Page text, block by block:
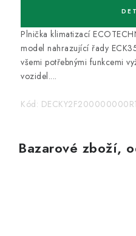
Plnička klimatizací
model nahrazující řady
všemi potřebnými funkcemi
vozidel....
Kód:
Bazarové zboží,